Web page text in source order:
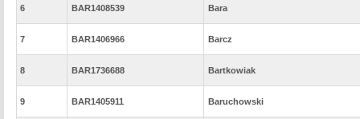
6 BAR1408539 Bara
7 BAR1406966 Barcz
8 BAR1736688 Bartkowiak
9 BAR1405911 Baruchowski